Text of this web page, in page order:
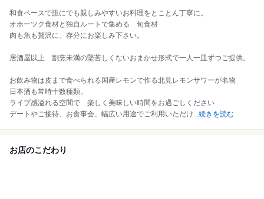
和食ベースで誰にでも親しみやすいお料理をとことん丁寧に。
オホーツク食材と独自ルートで集める 旬食材
肉も魚も贅沢に、存分にお楽しみ下さい。
居酒屋以上 割烹未満の堅苦しくないおまかせ形式で一人一皿ずつご提供。
お飲み物は皮まで食べられる国産レモンで作る北見レモンサワーが名物
日本酒も常時十数種類。
ライブ感溢れる空間で 楽しく美味しい時間をお過ごしください
デートやご接待、お食事会、幅広い用途でご利用いただけ...続きを読む
お店のこだわり